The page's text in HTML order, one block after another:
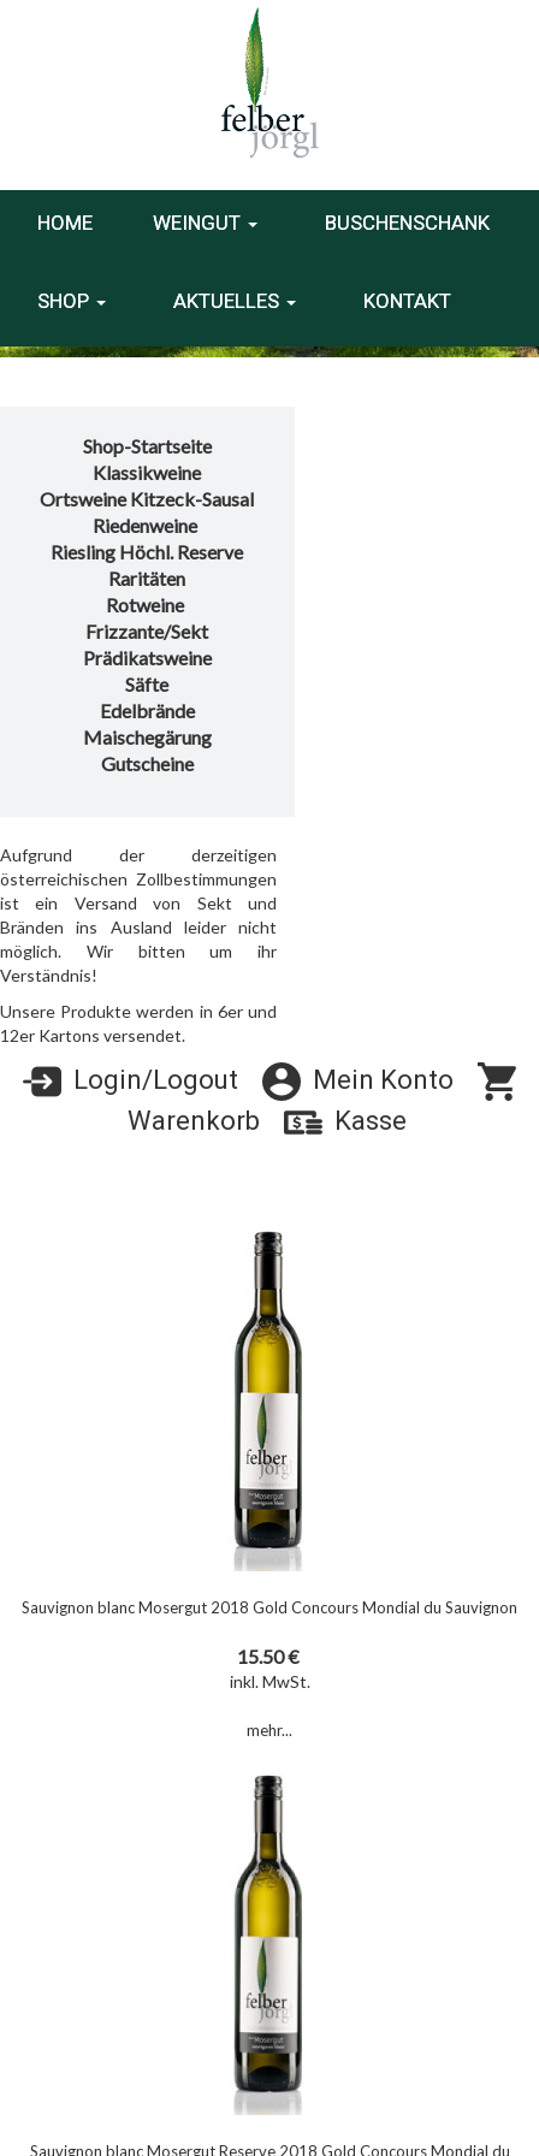
HOME WEINGUT BUSCHENSCHANK
SHOP AKTUELLES KONTAKT
Shop-Startseite
Klassikweine
Ortsweine Kitzeck-Sausal
Riedenweine
Riesling Höchl. Reserve
Raritäten
Rotweine
Frizzante/Sekt
Prädikatsweine
Säfte
Edelbrände
Maischegärung
Gutscheine
Aufgrund der derzeitigen
österreichischen Zollbestimmungen
ist ein Versand von Sekt und
Bränden ins Ausland leider nicht
möglich. Wir bitten um ihr
Verständnis!
Unsere Produkte werden in 6er und
12er Kartons versendet.
Login/Logout
Mein Konto
Warenkorb
Kasse
Sauvignon blanc Mosergut 2018 Gold Concours Mondial du Sauvignon
15.50 €
inkl. MwSt.
mehr...
Sauvignon blanc Mosergut Reserve 2018 Gold Concours Mondial du